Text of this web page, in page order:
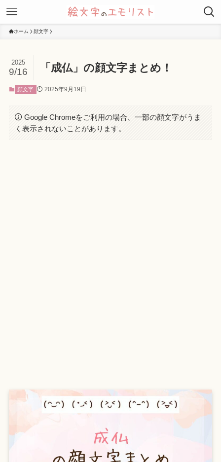
ホーム 顔文字
「成仏」の顔文字まとめ！
2025
9/16
顔文字 2025年9月19日
Google Chromeをご利用の場合、一部の顔文字がうま
く表示されないことがあります。